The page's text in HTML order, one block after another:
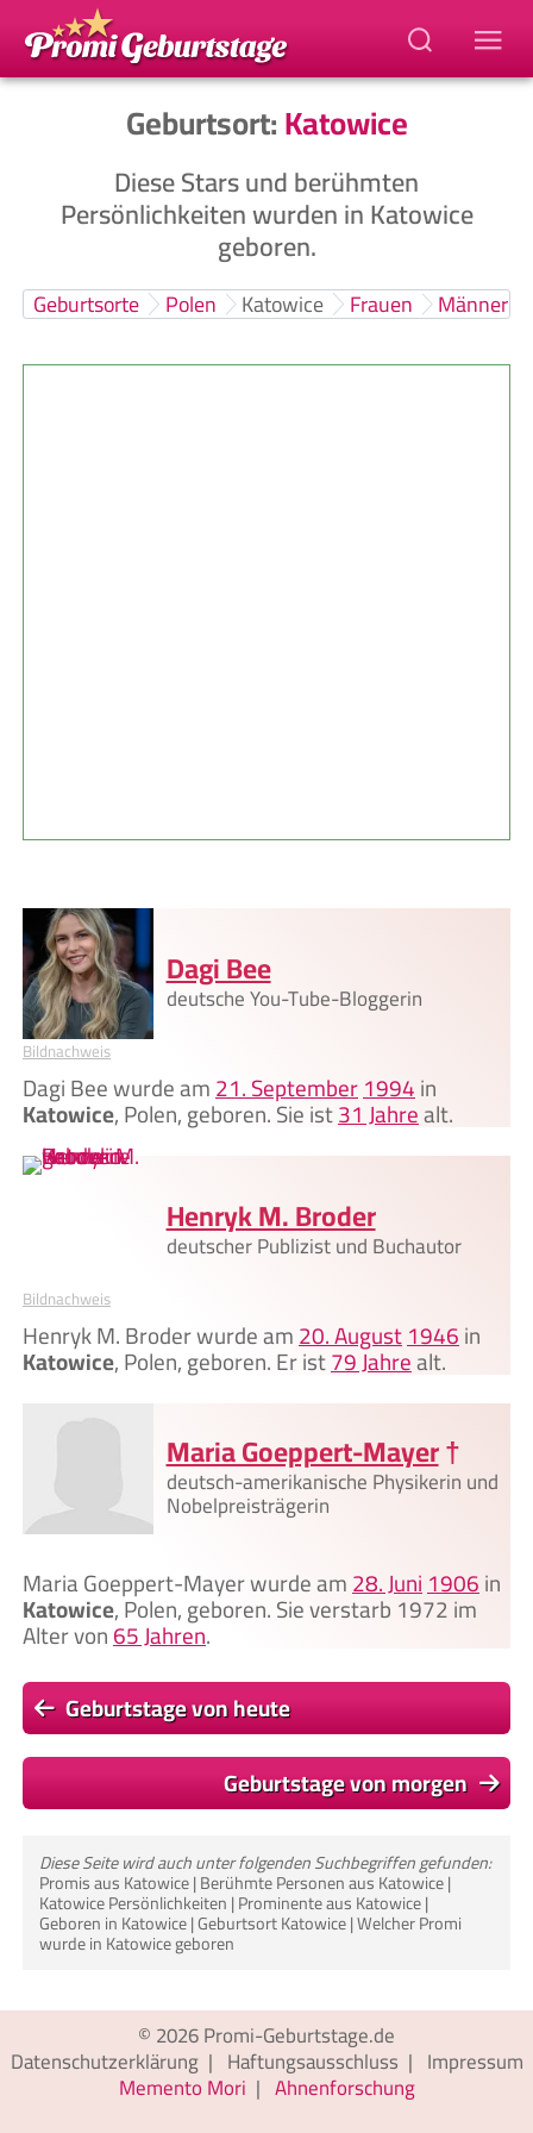
Geburtsort:Katowice
Diese Stars und berühmten
Persönlichkeiten wurden in Katowice
geboren.
Geburtsorte Polen Katowice Frauen Männer
Bildnachweis
Dagi Bee
deutsche You-Tube-Bloggerin
Dagi Bee wurde am21. September1994in
Katowice, Polen, geboren. Sie ist31 Jahrealt.
Bildnachweis
Henryk M. Broder
deutscher Publizist und Buchautor
Henryk M. Broder wurde am20. August1946in
Katowice, Polen, geboren. Er ist79 Jahrealt.
Maria Goeppert-Mayer†
deutsch-amerikanische Physikerin und
Nobelpreisträgerin
Maria Goeppert-Mayer wurde am28. Juni1906in
Katowice, Polen, geboren. Sie verstarb 1972 im
Alter von65 Jahren.
Geburtstage von heute
Geburtstage von morgen
Diese Seite wird auch unter folgenden Suchbegriffen gefunden:
Promis aus Katowice | Berühmte Personen aus Katowice |
Katowice Persönlichkeiten | Prominente aus Katowice |
Geboren in Katowice | Geburtsort Katowice | Welcher Promi
wurde in Katowice geboren
© 2026Promi-Geburtstage.de
Datenschutzerklärung| Haftungsausschluss | Impressum
Memento Mori | Ahnenforschung